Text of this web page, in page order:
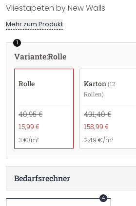
Vliestapeten by New Walls
Mehr zum Produkt
1
Variante:Rolle
Rolle
40,95 €
15,99 €
3 €/m²
Karton (12
Rollen)
491,40 €
158,99 €
2,49 €/m²
Bedarfsrechner
4